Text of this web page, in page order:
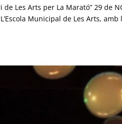
de Les Arts per La Marató” 29 de
Municipal de Les Arts,